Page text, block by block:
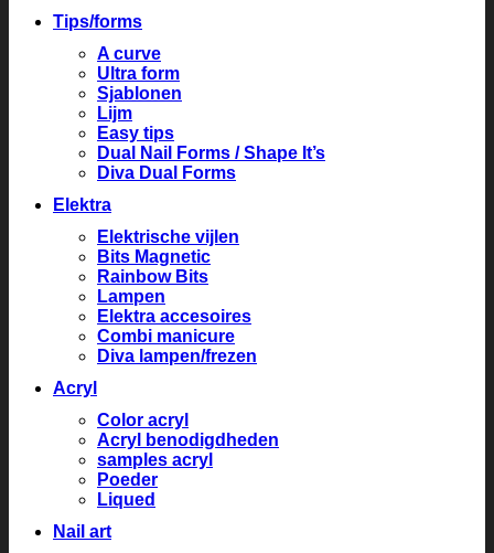
Tips/forms
A curve
Ultra form
Sjablonen
Lijm
Easy tips
Dual Nail Forms / Shape It’s
Diva Dual Forms
Elektra
Elektrische vijlen
Bits Magnetic
Rainbow Bits
Lampen
Elektra accesoires
Combi manicure
Diva lampen/frezen
Acryl
Color acryl
Acryl benodigdheden
samples acryl
Poeder
Liqued
Nail art